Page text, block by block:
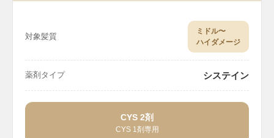
対象髪質
ミドル〜
ハイダメージ
薬剤タイプ システイン
CYS 2剤
CYS 1剤専用